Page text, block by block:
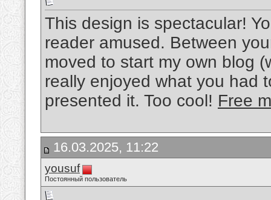
This design is spectacular!
reader amused. Between
moved to start my own blog
really enjoyed what you had
presented it. Too cool! Free
16.03.2025, 11:22
yousuf
Постоянный пользователь